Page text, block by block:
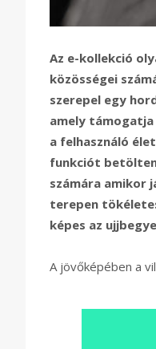
Az e-kollekció
közösségei
szerepel egy
amely
a felhasználó
funkciót
számára amikor
terepen
képes az
A jövőképében a